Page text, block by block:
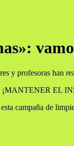
y profesoras han
¡MANTENER EL
campaña de